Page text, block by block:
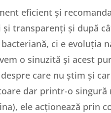
eficient și
transparenți și după
ci e evoluția
o sinuzită și acest
care nu știm și
dar printr-o singură
ele acționează prin